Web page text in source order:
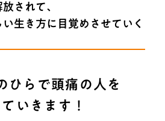
されて、
い生き方に目覚めさせていく
ひらで頭痛の人を
いきます！